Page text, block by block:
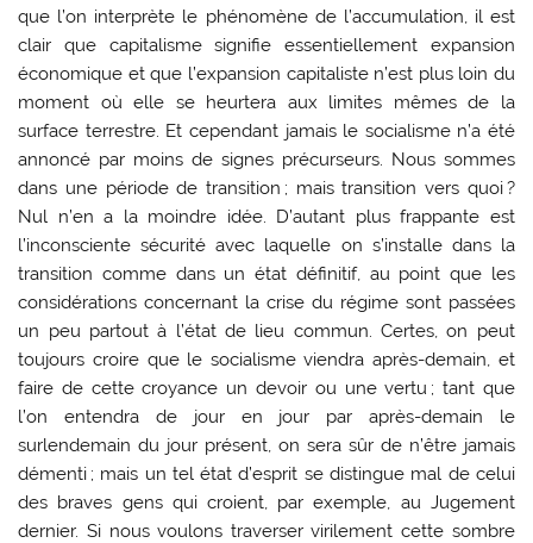
que l’on interprète le phénomène de l’accumulation, il est
clair que capitalisme signifie essentiellement expansion
économique et que l’expansion capitaliste n’est plus loin du
moment où elle se heurtera aux limites mêmes de la
surface terrestre. Et cependant jamais le socialisme n’a été
annoncé par moins de signes précurseurs. Nous sommes
dans une période de transition ; mais transition vers quoi ?
Nul n’en a la moindre idée. D’autant plus frappante est
l’inconsciente sécurité avec laquelle on s’installe dans la
transition comme dans un état définitif, au point que les
considérations concernant la crise du régime sont passées
un peu partout à l’état de lieu commun. Certes, on peut
toujours croire que le socialisme viendra après-demain, et
faire de cette croyance un devoir ou une vertu ; tant que
l’on entendra de jour en jour par après-demain le
surlendemain du jour présent, on sera sûr de n’être jamais
démenti ; mais un tel état d’esprit se distingue mal de celui
des braves gens qui croient, par exemple, au Jugement
dernier. Si nous voulons traverser virilement cette sombre